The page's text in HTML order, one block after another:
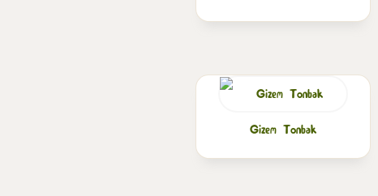
Gizem Tonbak